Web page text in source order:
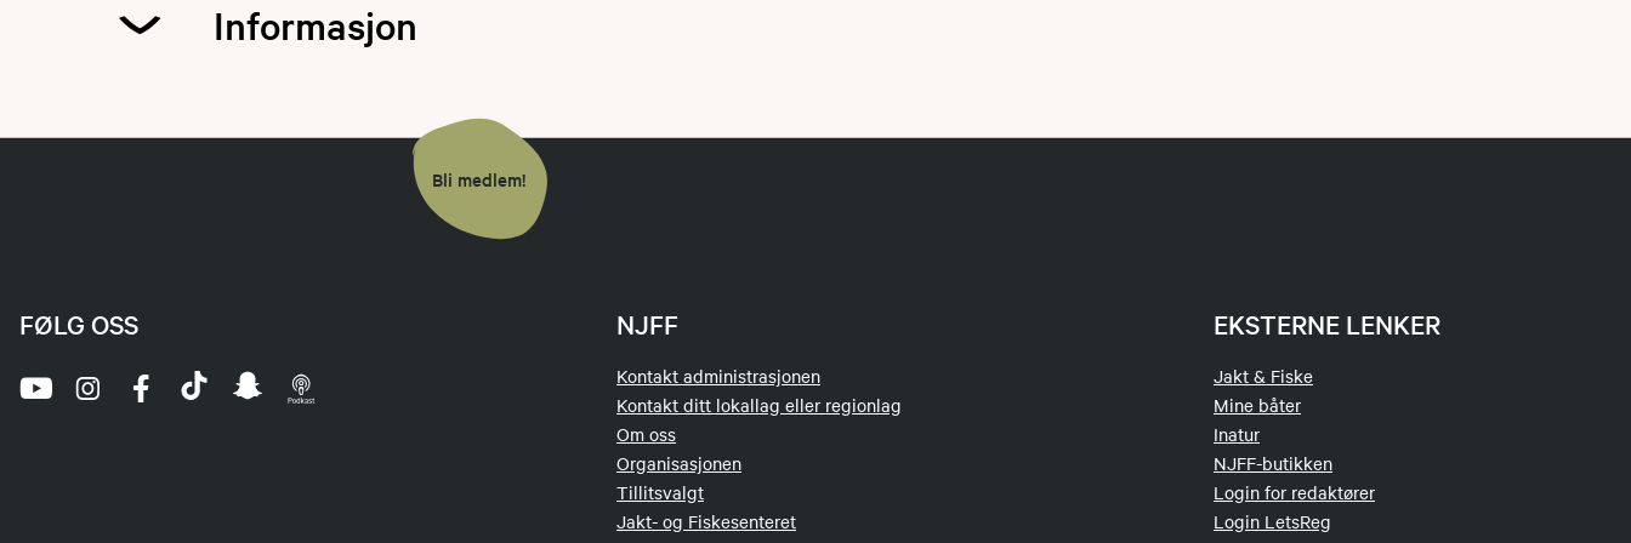
Informasjon
For de som ikke har vært der vi skal tidligere, så kan dere skrive inn Bærum Jeger og fisk i
Google Maps så kommer det opp beskrivelse. Det er litt dårlig dekning der oppe, så fint om
dere gir beskjed tidlig om det er noe.
Adressen er Jordbruveien, 1340 Skui, så nesten best å skrive inn Bærum jeger og
Bli medlem!
NJFF
Kontakt administrasjonen
Kontakt ditt lokallag eller regionlag
Om oss
Organisasjonen
Tillitsvalgt
Jakt- og Fiskesenteret
EKSTERNE LENKER
Jakt & Fiske
Mine båter
Inatur
NJFF-butikken
Login for redaktører
Login LetsReg
FØLG OSS